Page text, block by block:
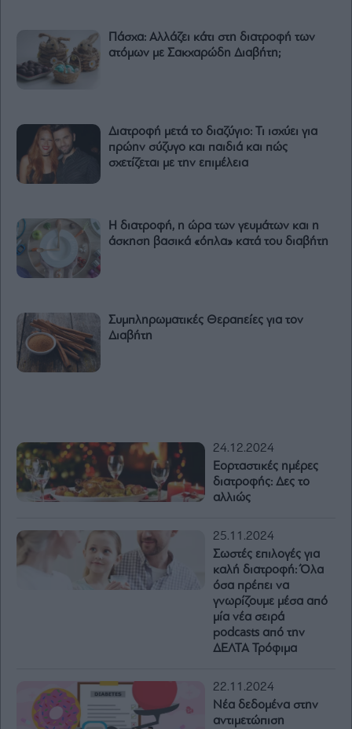
Πάσχα: Αλλάζει κάτι στη διατροφή των
ατόμων με Σακχαρώδη Διαβήτη;
Διατροφή μετά το διαζύγιο: Τι ισχύει για
πρώην σύζυγο και παιδιά και πώς
σχετίζεται με την επιμέλεια
Η διατροφή, η ώρα των γευμάτων και η
άσκηση βασικά «όπλα» κατά του διαβήτη
Συμπληρωματικές Θεραπείες για τον
Διαβήτη
24.12.2024
Εορταστικές ημέρες
διατροφής: Δες το
αλλιώς
25.11.2024
Σωστές επιλογές για
καλή διατροφή: Όλα
όσα πρέπει να
γνωρίζουμε μέσα από
μία νέα σειρά
podcasts από την
ΔΕΛΤΑ Τρόφιμα
22.11.2024
Νέα δεδομένα στην
αντιμετώπιση